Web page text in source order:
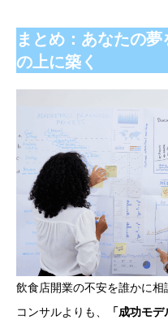
まとめ：あなたの
の上に築く
飲食店開業の不安を誰かに
コンサルよりも、
「成功モ